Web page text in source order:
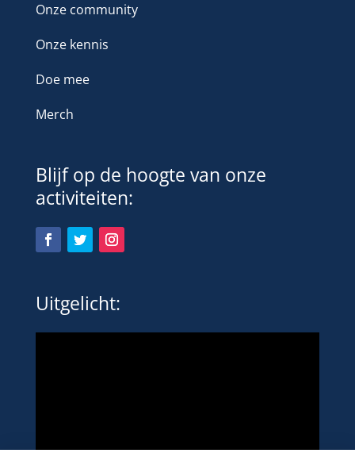
Onze community
Onze kennis
Doe mee
Merch
Blijf op de hoogte van onze
activiteiten:
Uitgelicht: